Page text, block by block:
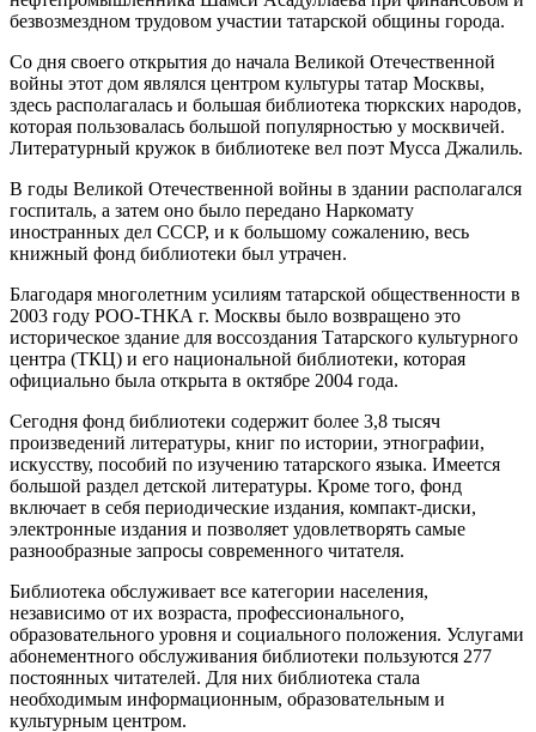
безвозмездном трудовом участии татарской общины города.
Со дня своего открытия до начала Великой Отечественной
войны этот дом являлся центром культуры татар Москвы,
здесь располагалась и большая библиотека тюркских народов,
которая пользовалась большой популярностью у москвичей.
Литературный кружок в библиотеке вел поэт Мусса Джалиль.
В годы Великой Отечественной войны в здании располагался
госпиталь, а затем оно было передано Наркомату
иностранных дел СССР, и к большому сожалению, весь
книжный фонд библиотеки был утрачен.
Благодаря многолетним усилиям татарской общественности в
2003 году РОО-ТНКА г. Москвы было возвращено это
историческое здание для воссоздания Татарского культурного
центра (ТКЦ) и его национальной библиотеки, которая
официально была открыта в октябре 2004 года.
Сегодня фонд библиотеки содержит более 3,8 тысяч
произведений литературы, книг по истории, этнографии,
искусству, пособий по изучению татарского языка. Имеется
большой раздел детской литературы. Кроме того, фонд
включает в себя периодические издания, компакт-диски,
электронные издания и позволяет удовлетворять самые
разнообразные запросы современного читателя.
Библиотека обслуживает все категории населения,
независимо от их возраста, профессионального,
образовательного уровня и социального положения. Услугами
абонементного обслуживания библиотеки пользуются 277
постоянных читателей. Для них библиотека стала
необходимым информационным, образовательным и
культурным центром.